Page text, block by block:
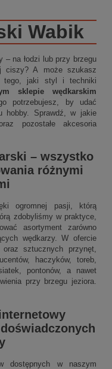
Wabik
– na łodzi lub przy brzegu
ciszy? A może szukasz
tego, jaki styl i techniki
sklepie wędkarskim
potrzebujesz, by udać
hobby. Sprawdź, w jakie
pozostałe akcesoria
– wszystko
różnymi
ogromnej pasji, którą
zdobyliśmy w praktyce,
asortyment zarówno
wędkarzy. W ofercie
sztucznych przynęt,
haczyków, toreb,
pontonów, a nawet
przy brzegu jeziora.
dostępnych w naszym